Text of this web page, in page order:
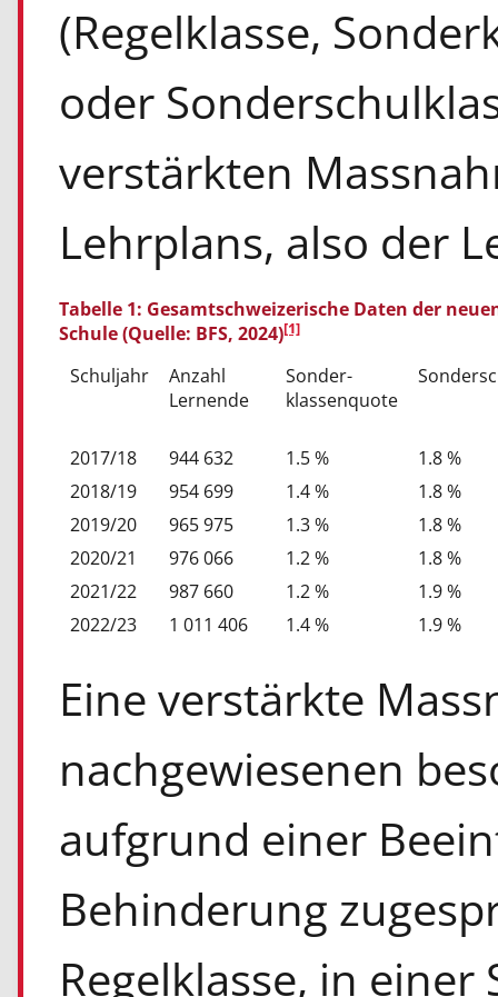
(Regelklasse,
oder
verstärkten
Lehrplans, also der
Tabelle 1: Gesamtschweizerische Daten der
Schule (Quelle: BFS, 2024)[1]
Schuljahr
Anzahl
Lernende
Sonder-
klassenquote
2017/18 944 632 1.5 %
1.8 %
2018/19
954 699 1.4 %
1.8 %
2019/20
965 975 1.3 %
1.8 %
2020/21
976 066 1.2 %
1.8 %
2021/22
987 660 1.2 %
1.9 %
2022/23
1 011 406 1.4 % 1.9 %
Eine verstärkte
nachgewiesenen
aufgrund einer
Behinderung
Regelklasse, in